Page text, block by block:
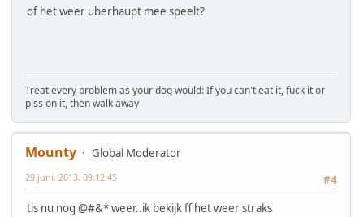
of het weer uberhaupt mee speelt?
Treat every problem as your dog would: If you can't eat it, fuck it or
piss on it, then walk away
Mounty
Global Moderator
#4
29 juni, 2013, 09:12:45
tis nu nog @#&* weer..ik bekijk ff het weer straks